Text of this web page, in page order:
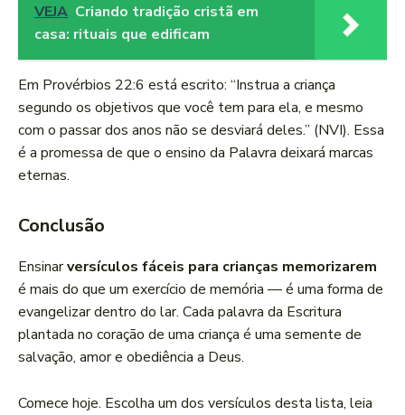
VEJA Criando tradição cristã em
casa: rituais que edificam
Em Provérbios 22:6 está escrito: “Instrua a criança
segundo os objetivos que você tem para ela, e mesmo
com o passar dos anos não se desviará deles.” (NVI). Essa
é a promessa de que o ensino da Palavra deixará marcas
eternas.
Conclusão
Ensinarversículos fáceis para crianças memorizarem
é mais do que um exercício de memória — é uma forma de
evangelizar dentro do lar. Cada palavra da Escritura
plantada no coração de uma criança é uma semente de
salvação, amor e obediência a Deus.
Comece hoje. Escolha um dos versículos desta lista, leia